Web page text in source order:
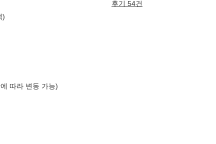
후기 54건
)
따라 변동 가능)